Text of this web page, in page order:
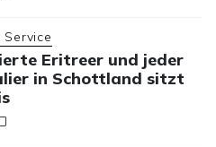
Eritreer und jeder
in Schottland sitzt